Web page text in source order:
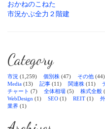
おかねのこねた
市況かぶ全力２階建
Category
市況 (1,259) 個別株 (47) その他 (44)
Media (13) 記事 (11) 関連株 (11)
チャート (7) 全体相場 (5) 株式全般
WebDesign (1) SEO (1) REIT (1)
業界 (1)